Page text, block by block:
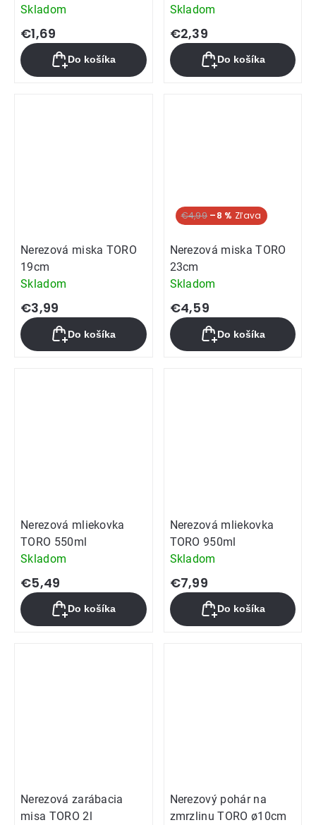
Skladom
€1,69
Do košíka
Skladom
€2,39
Do košíka
Nerezová miska TORO
19cm
Skladom
€3,99
Do košíka
€4,99 –8 %
Nerezová miska TORO
23cm
Skladom
€4,59
Do košíka
Nerezová mliekovka
TORO 550ml
Skladom
€5,49
Do košíka
Nerezová mliekovka
TORO 950ml
Skladom
€7,99
Do košíka
Nerezová zarábacia
misa TORO 2l
Nerezový pohár na
zmrzlinu TORO ø10cm